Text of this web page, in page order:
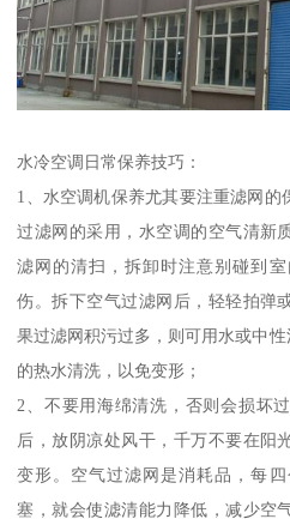
水冷空调日常保养技巧：
1、水空调机保养尤其要注重滤网
过滤网的采用，水空调的空气清新
滤网的清扫，拆卸时注意别碰到
伤。拆下空气过滤网后，轻轻拍弹
果过滤网积污过多，则可用水或中
的热水清洗，以免变形；
2、不要用海绵清洗，否则会损坏
后，放阴凉处风干，千万不要在阳
变形。空气过滤网是消耗品，每
塞，就会使滤清能力降低，减少空